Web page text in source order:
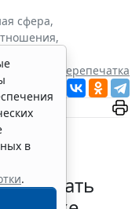
сфера,
,
Перепечатка
в
.